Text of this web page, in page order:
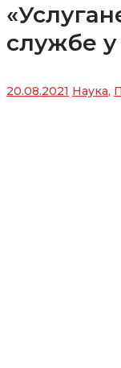
службе
20.08.2021 Наука,